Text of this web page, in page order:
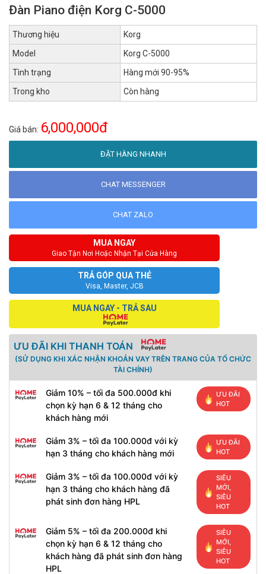
Đàn Piano điện Korg C-5000
Thương hiệu
Korg
Model
Korg C-5000
Tình trạng
Hàng mới 90-95%
Trong kho
Còn hàng
Giá bán: 6,000,000đ
ĐẶT HÀNG NHANH
CHAT MESSENGER
CHAT ZALO
MUA NGAY
Giao Tận Nơi Hoặc Nhận Tại Cửa Hàng
TRẢ GÓP QUA THẺ
Visa, Master, JCB
MUA NGAY - TRẢ SAU
ƯU ĐÃI KHI THANH TOÁN
(SỬ DỤNG KHI XÁC NHẬN KHOẢN VAY TRÊN TRANG CỦA TỔ CHỨC
TÀI CHÍNH)
Giảm 10% – tối đa 500.000đ khi
chọn kỳ hạn 6 & 12 tháng cho
khách hàng mới
ƯU ĐÃI
HOT
Giảm 3% – tối đa 100.000đ với kỳ
hạn 3 tháng cho khách hàng mới
ƯU ĐÃI
HOT
Giảm 3% – tối đa 100.000đ với kỳ
hạn 3 tháng cho khách hàng đã
phát sinh đơn hàng HPL
SIÊU
MỚI,
SIÊU
HOT
Giảm 5% – tối đa 200.000đ khi
chọn kỳ hạn 6 & 12 tháng cho
khách hàng đã phát sinh đơn hàng
HPL
SIÊU
MỚI,
SIÊU
HOT